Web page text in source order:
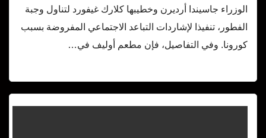
الوزراء جاسيندا أرديرن وخطيبها كلارك غيفورد لتناول وجبة
الفطور، تنفيذا لإشاردات التباعد الاجتماعي المفروضة بسبب
كورونا. وفي التفاصيل، فإن مطعم أوليف في…